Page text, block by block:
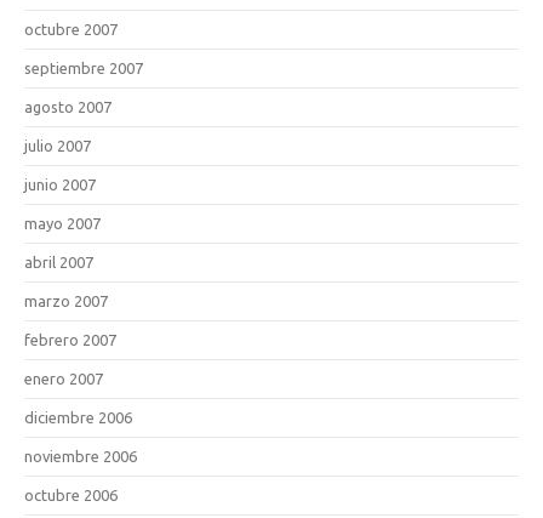
octubre 2007
septiembre 2007
agosto 2007
julio 2007
junio 2007
mayo 2007
abril 2007
marzo 2007
febrero 2007
enero 2007
diciembre 2006
noviembre 2006
octubre 2006